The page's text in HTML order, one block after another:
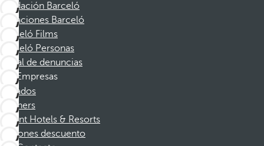
Fundación Barceló
Vacaciones Barceló
Barceló Films
Barceló Personas
Canal de denuncias
Empresas
Afiliados
Partners
Dorint Hotels & Resorts
Cupones descuento